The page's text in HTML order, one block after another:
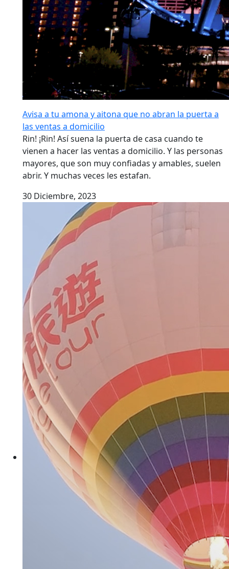
Avisa a tu amona y aitona que no abran la puerta a
las ventas a domicilio
Rin! ¡Rin! Así suena la puerta de casa cuando te
vienen a hacer las ventas a domicilio. Y las personas
mayores, que son muy confiadas y amables, suelen
abrir. Y muchas veces les estafan.
30 Diciembre, 2023